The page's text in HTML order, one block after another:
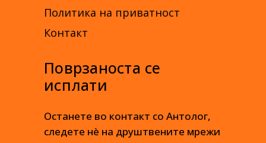
Политика на приватност
Контакт
Поврзаноста се
исплати
Останете во контакт со Антолог,
следете нè на друштвените мрежи